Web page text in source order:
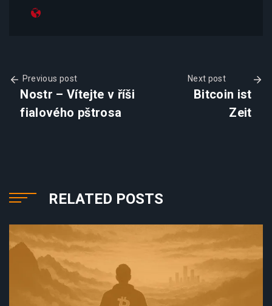
Previous post
Nostr – Vítejte v říši
fialového pštrosa
Next post
Bitcoin ist
Zeit
RELATED POSTS